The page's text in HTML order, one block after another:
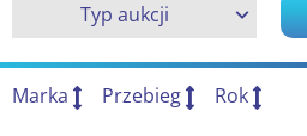
Typ aukcji
Marka Przebieg Rok